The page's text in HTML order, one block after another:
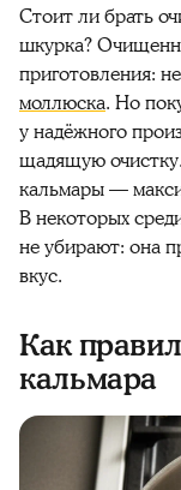
Стоит ли брать
шкурка?
приготовления:
моллюска. Но
у надёжного
щадящую
кальмары—
В некоторых
не убирают: она
вкус.
Как
кальмара